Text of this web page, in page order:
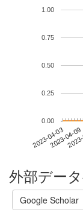
2023-04-032023-04-09
0.00
0.25
0.50
0.75
1.00
外部デー
Google Scholar